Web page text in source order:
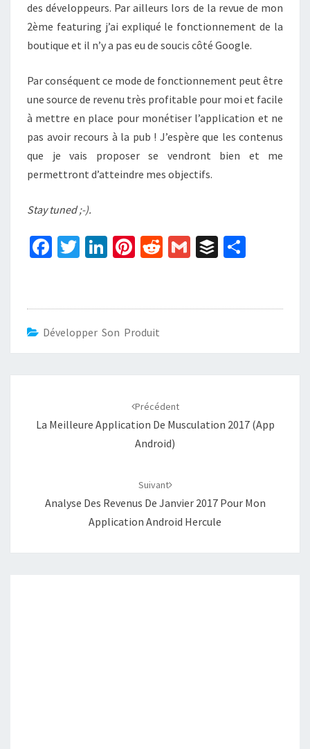
des développeurs. Par ailleurs lors de la revue de mon
2ème featuring j’ai expliqué le fonctionnement de la
boutique et il n’y a pas eu de soucis côté Google.
Par conséquent ce mode de fonctionnement peut être
une source de revenu très profitable pour moi et facile
à mettre en place pour monétiser l’application et ne
pas avoir recours à la pub ! J’espère que les contenus
que je vais proposer se vendront bien et me
permettront d’atteindre mes objectifs.
Stay tuned ;-).
Fa
o
o
k
T
er
Li
dI
n
Pi
es
t
R
di
G
l
B
er ge
Développer Son Produit
Précédent
La Meilleure Application De Musculation 2017 (app
Android)
Suivant
Analyse Des Revenus De Janvier 2017 Pour Mon
Application Android Hercule